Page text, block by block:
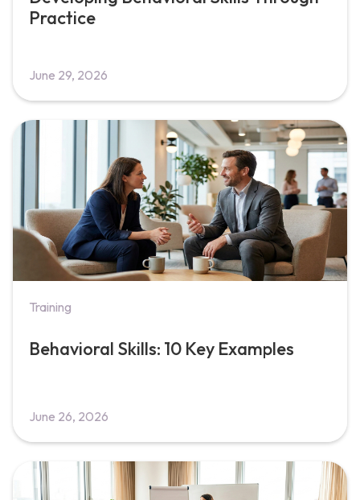
Practice
June 29, 2026
Training
Behavioral Skills: 10 Key Examples
June 26, 2026